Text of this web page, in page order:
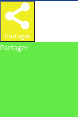
Partager
Partager